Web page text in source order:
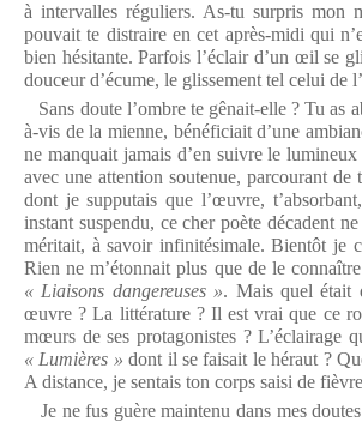
à intervalles réguliers. As-tu surpris mon
pouvait te distraire en cet après-midi qui
bien hésitante. Parfois l’éclair d’un œil se
douceur d’écume, le glissement tel celui de
Sans doute l’ombre te gênait-elle ? Tu as
à-vis de la mienne, bénéficiait d’une
ne manquait jamais d’en suivre le
avec une attention soutenue, parcourant
dont je supputais que l’œuvre,
instant suspendu, ce cher poète décadent
méritait, à savoir infinitésimale. Bientôt je
Rien ne m’étonnait plus que de le
« Liaisons dangereuses ». Mais quel était
œuvre ? La littérature ? Il est vrai que ce
mœurs de ses protagonistes ? L’éclairage
« Lumières » dont il se faisait le héraut ?
A distance, je sentais ton corps saisi de
Je ne fus guère maintenu dans mes